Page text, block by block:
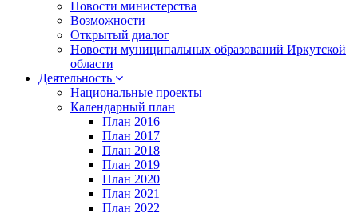
Новости министерства
Возможности
Открытый диалог
Новости муниципальных образований Иркутской
области
Деятельность
Национальные проекты
Календарный план
План 2016
План 2017
План 2018
План 2019
План 2020
План 2021
План 2022